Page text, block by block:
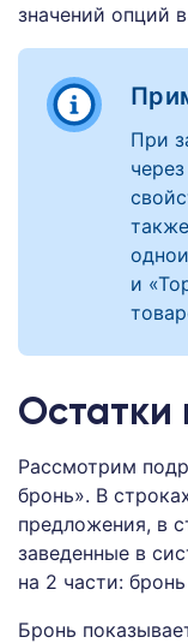
значений опций
При
и
Остатки
Рассмотрим
бронь». В
предложения, в
заведенные в
на 2 части:
Бронь